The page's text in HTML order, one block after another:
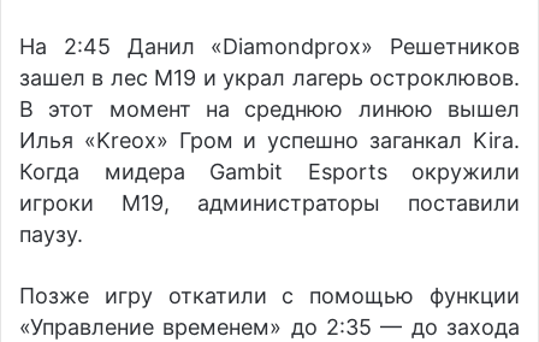
На 2:45 Данил «Diamondprox» Решетников
зашел в лес M19 и украл лагерь остроклювов.
В этот момент на среднюю линюю вышел
Илья «Kreox» Гром и успешно заганкал Kira.
Когда мидера Gambit Esports окружили
игроки M19, администраторы поставили
паузу.
Позже игру откатили с помощью функции
«Управление временем» до 2:35 — до захода